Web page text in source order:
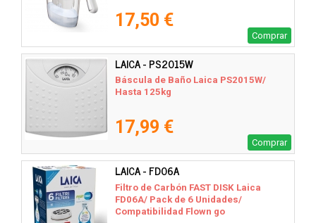
17,50 €
Comprar
LAICA - PS2015W
Báscula de Baño Laica PS2015W/
Hasta 125kg
17,99 €
Comprar
LAICA - FD06A
Filtro de Carbón FAST DISK Laica
FD06A/ Pack de 6 Unidades/
Compatibilidad Flown go